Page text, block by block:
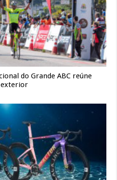
do Grande ABC reúne
exterior